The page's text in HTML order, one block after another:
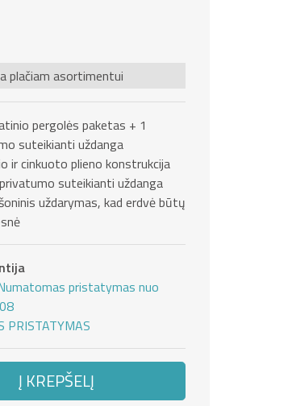
plačiam asortimentui
pergolės paketas + 1
suteikianti uždanga
ir cinkuoto plieno konstrukcija
suteikianti uždanga
uždarymas, kad erdvė būtų
pristatymas nuo
PRISTATYMAS
Į KREPŠELĮ